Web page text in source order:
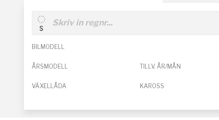
BILMODELL
ÅRSMODELL TILLV. ÅR/MÅN
VÄXELLÅDA KAROSS